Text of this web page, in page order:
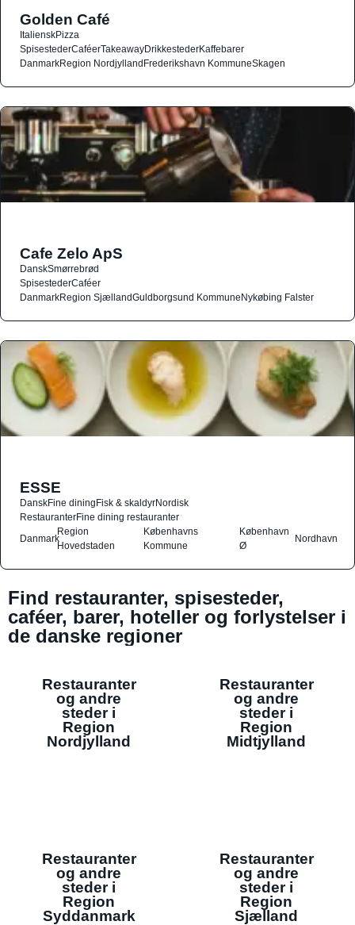
Golden Café
ItalienskPizza
SpisestederCaféerTakeawayDrikkestederKaffebarer
DanmarkRegion NordjyllandFrederikshavn KommuneSkagen
Cafe Zelo ApS
DanskSmørrebrød
SpisestederCaféer
DanmarkRegion SjællandGuldborgsund KommuneNykøbing Falster
ESSE
DanskFine diningFisk & skaldyrNordisk
RestauranterFine dining restauranter
Danmark
Region
Hovedstaden
Københavns
Kommune
København
Ø
Nordhavn
Find restauranter, spisesteder,
caféer, barer, hoteller og forlystelser i
de danske regioner
Restauranter
og andre
steder i
Region
Nordjylland
Restauranter
og andre
steder i
Region
Midtjylland
Restauranter
og andre
steder i
Region
Syddanmark
Restauranter
og andre
steder i
Region
Sjælland